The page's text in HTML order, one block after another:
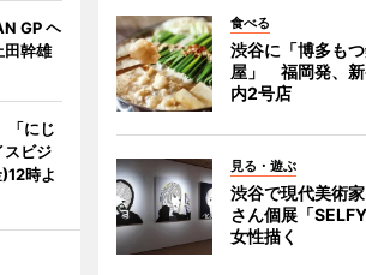
食べる
渋谷に「博多も
屋」 福岡発、新
内2号店
見る・遊ぶ
渋谷で現代美術
さん個展「
女性描く
GP ヘ
田幹雄
「にじ
スビジ
時よ